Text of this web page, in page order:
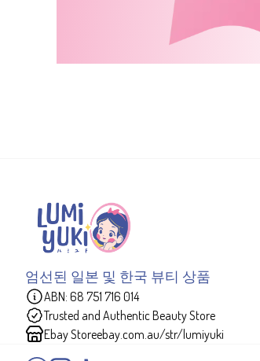
엄선된 일본 및 한국 뷰티 상품
ABN: 68 751 716 014
Trusted and Authentic Beauty Store
Ebay Storeebay.com.au/str/lumiyuki